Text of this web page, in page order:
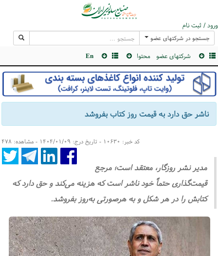
ورود / ثبت نام
جستجو در شرکتهای عضو
شرکتهای عضو محتوا En
ناشر حق دارد به‌ قیمت روز کتاب بفروشد
کد خبر: ۱۰۶۳۰ - تاریخ درج: ۱۴۰۴/۰۱/۰۹ - مشاهده: ۴۷۸
مدیر نشر روزگار، معتقد است؛ مرجع
قیمت‌گذاری حتماً خود ناشر است که هزینه می‌کند و حق دارد که
کتابش را در هر شکل و به هرصورتی به‌روز بفروشد.